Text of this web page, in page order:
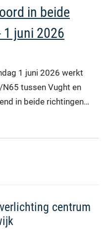
in beide
1 juni 2026
1 juni 2026 werkt
tussen Vught en
in beide richtingen…
centrum